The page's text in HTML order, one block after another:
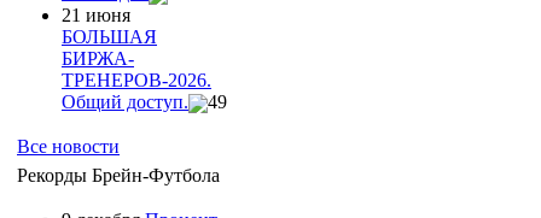
21 июня
БОЛЬШАЯ
БИРЖА-
ТРЕНЕРОВ-2026.
Общий доступ.
49
Все новости
Рекорды Брейн-Футбола